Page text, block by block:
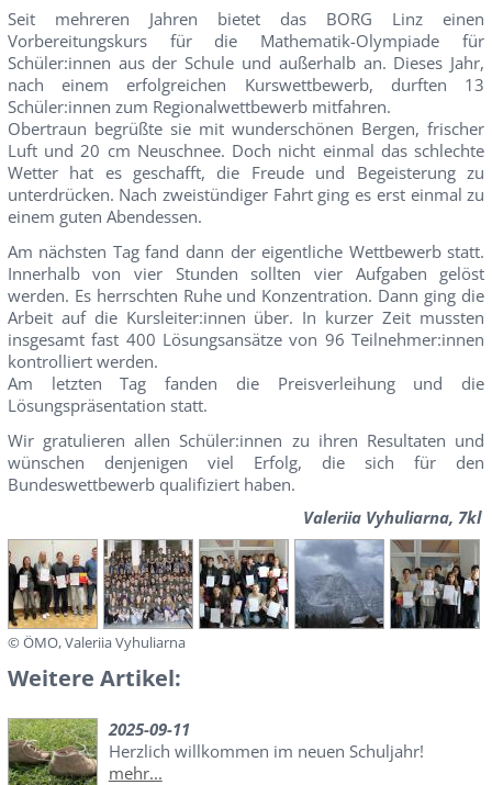
Seit mehreren Jahren bietet das BORG Linz einen
Vorbereitungskurs für die Mathematik-Olympiade für
Schüler:innen aus der Schule und außerhalb an. Dieses Jahr,
nach einem erfolgreichen Kurswettbewerb, durften 13
Schüler:innen zum Regionalwettbewerb mitfahren.
Obertraun begrüßte sie mit wunderschönen Bergen, frischer
Luft und 20 cm Neuschnee. Doch nicht einmal das schlechte
Wetter hat es geschafft, die Freude und Begeisterung zu
unterdrücken. Nach zweistündiger Fahrt ging es erst einmal zu
einem guten Abendessen.
Am nächsten Tag fand dann der eigentliche Wettbewerb statt.
Innerhalb von vier Stunden sollten vier Aufgaben gelöst
werden. Es herrschten Ruhe und Konzentration. Dann ging die
Arbeit auf die Kursleiter:innen über. In kurzer Zeit mussten
insgesamt fast 400 Lösungsansätze von 96 Teilnehmer:innen
kontrolliert werden.
Am letzten Tag fanden die Preisverleihung und die
Lösungspräsentation statt.
Wir gratulieren allen Schüler:innen zu ihren Resultaten und
wünschen denjenigen viel Erfolg, die sich für den
Bundeswettbewerb qualifiziert haben.
Valeriia Vyhuliarna, 7kl
© ÖMO, Valeriia Vyhuliarna
Weitere Artikel:
2025-09-11
Herzlich willkommen im neuen Schuljahr!
mehr...